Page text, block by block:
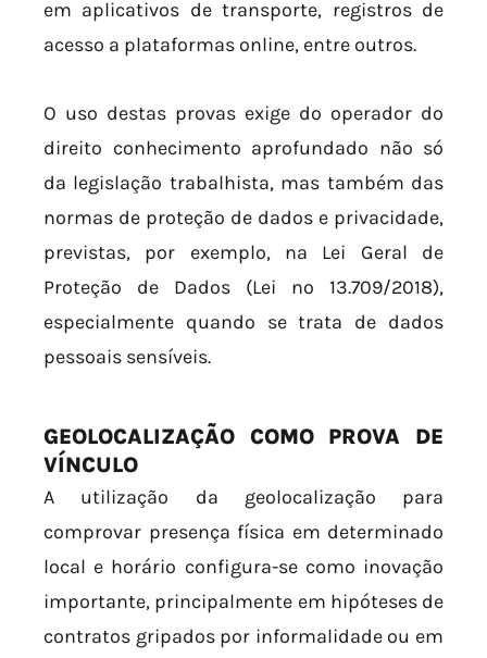
em aplicativos de transporte, registros de
acesso a plataformas online, entre outros.
O uso destas provas exige do operador do
direito conhecimento aprofundado não só
da legislação trabalhista, mas também das
normas de proteção de dados e privacidade,
previstas, por exemplo, na Lei Geral de
Proteção de Dados (Lei nº 13.709/2018),
especialmente quando se trata de dados
pessoais sensíveis.
GEOLOCALIZAÇÃO COMO PROVA DE
VÍNCULO
A utilização da geolocalização para
comprovar presença física em determinado
local e horário configura-se como inovação
importante, principalmente em hipóteses de
contratos gripados por informalidade ou em